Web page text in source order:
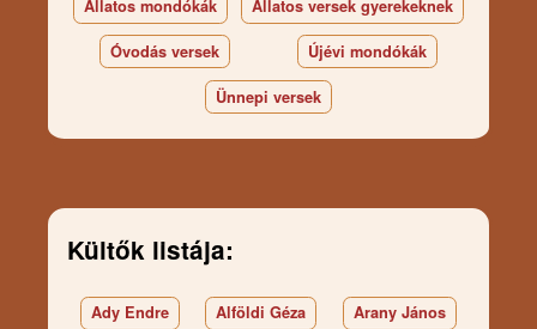
Állatos mondókák Állatos versek gyerekeknek
Óvodás versek Újévi mondókák
Ünnepi versek
Kültők listája:
Ady Endre Alföldi Géza Arany János